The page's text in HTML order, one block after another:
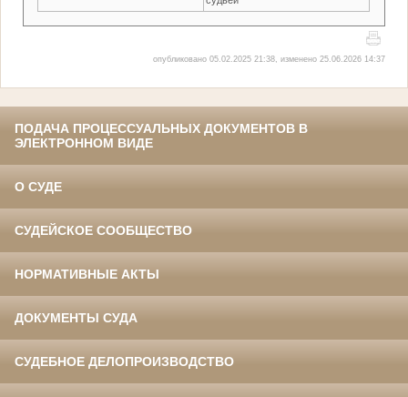
опубликовано 05.02.2025 21:38, изменено 25.06.2026 14:37
ПОДАЧА ПРОЦЕССУАЛЬНЫХ ДОКУМЕНТОВ В
ЭЛЕКТРОННОМ ВИДЕ
О СУДЕ
СУДЕЙСКОЕ СООБЩЕСТВО
НОРМАТИВНЫЕ АКТЫ
ДОКУМЕНТЫ СУДА
СУДЕБНОЕ ДЕЛОПРОИЗВОДСТВО